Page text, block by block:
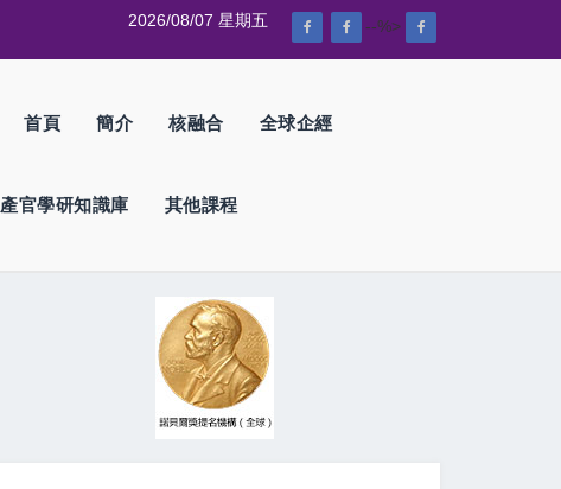
--%>
2026/08/07 星期五
首頁 簡介 核融合 全球企經
產官學研知識庫 其他課程